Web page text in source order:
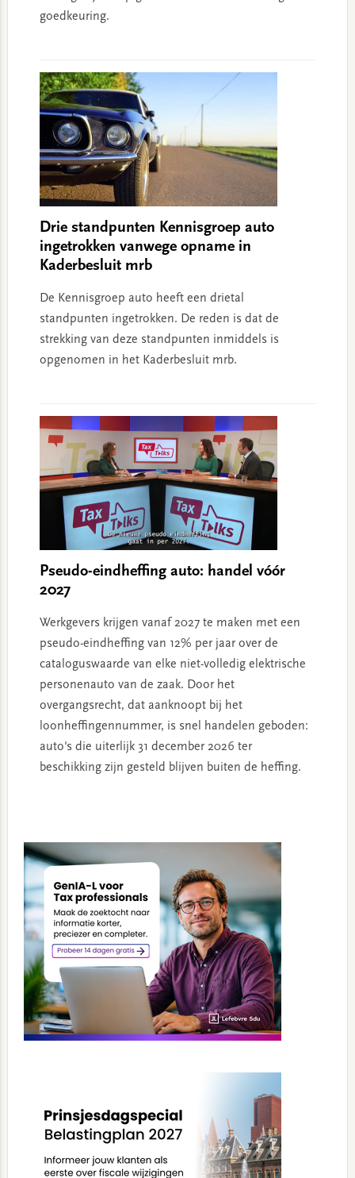
goedkeuring.
Drie standpunten Kennisgroep auto
ingetrokken vanwege opname in
Kaderbesluit mrb
De Kennisgroep auto heeft een drietal
standpunten ingetrokken. De reden is dat de
strekking van deze standpunten inmiddels is
opgenomen in het Kaderbesluit mrb.
Pseudo-eindheffing auto: handel vóór
2027
Werkgevers krijgen vanaf 2027 te maken met een
pseudo-eindheffing van 12% per jaar over de
cataloguswaarde van elke niet-volledig elektrische
personenauto van de zaak. Door het
overgangsrecht, dat aanknoopt bij het
loonheffingennummer, is snel handelen geboden:
auto's die uiterlijk 31 december 2026 ter
beschikking zijn gesteld blijven buiten de heffing.
Sidebar